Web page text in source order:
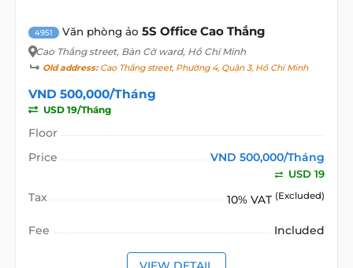
4951 Văn phòng ảo 5S Office Cao Thắng
Cao Thắng street, Bàn Cờ ward, Hồ Chí Minh
Old address:Cao Thắng street, Phường 4, Quận 3, Hồ Chí Minh
VND 500,000/Tháng
USD 19/Tháng
Floor
Price
VND 500,000/Tháng
USD 19
Tax 10% VAT (Excluded)
Fee Included